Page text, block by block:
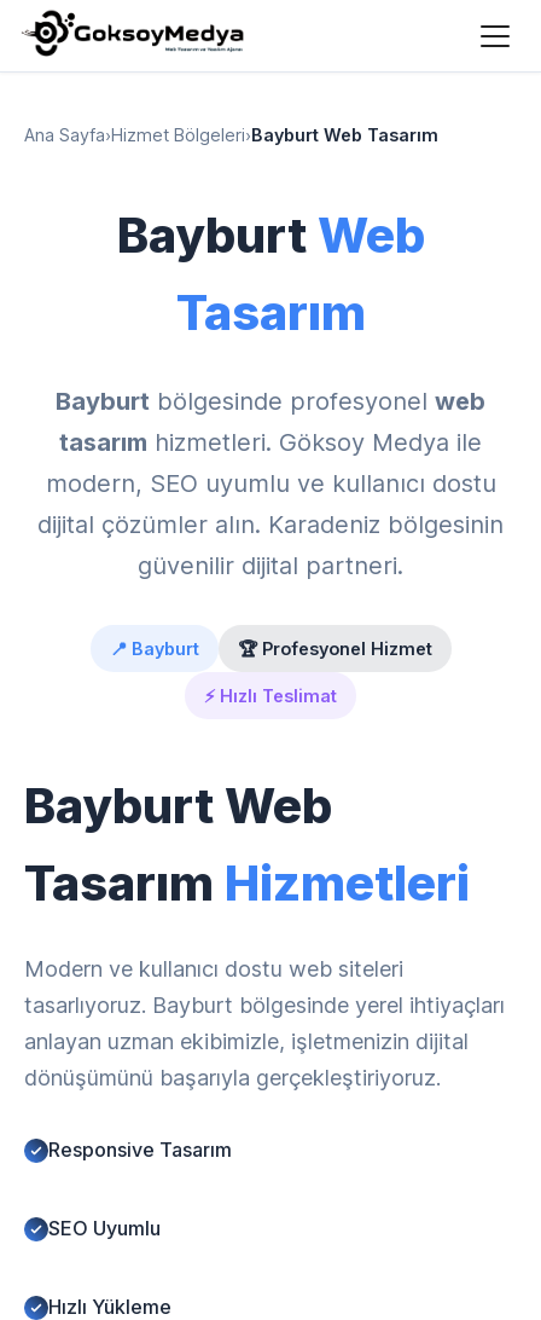
Ana Sayfa›Hizmet Bölgeleri›Bayburt Web Tasarım
Bayburt Web
Tasarım
Bayburt bölgesinde profesyonel web
tasarım hizmetleri. Göksoy Medya ile
modern, SEO uyumlu ve kullanıcı dostu
dijital çözümler alın. Karadeniz bölgesinin
güvenilir dijital partneri.
📍 Bayburt 🏆 Profesyonel Hizmet
⚡ Hızlı Teslimat
Bayburt Web
Tasarım Hizmetleri
Modern ve kullanıcı dostu web siteleri
tasarlıyoruz. Bayburt bölgesinde yerel ihtiyaçları
anlayan uzman ekibimizle, işletmenizin dijital
dönüşümünü başarıyla gerçekleştiriyoruz.
Responsive Tasarım
SEO Uyumlu
Hızlı Yükleme